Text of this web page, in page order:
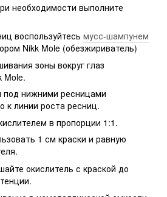
необходимости выполните
воспользуйтесь мусс-шампунем
Nikk Mole (обезжириватель)
зоны вокруг глаз
Mole.
под нижними ресницами
к линии роста ресниц.
в пропорции 1:1.
1 см краски и равную
окислитель с краской до